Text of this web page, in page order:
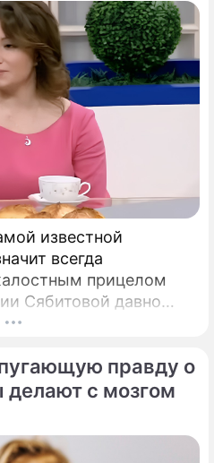
известной
всегда
прицелом
Сябитовой давно
лупой.
правду о
делают с мозгом